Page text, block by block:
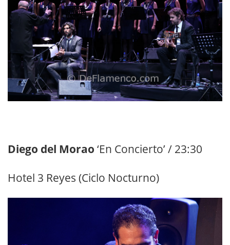
Diego del Morao ‘En Concierto’ / 23:30
Hotel 3 Reyes (Ciclo Nocturno)